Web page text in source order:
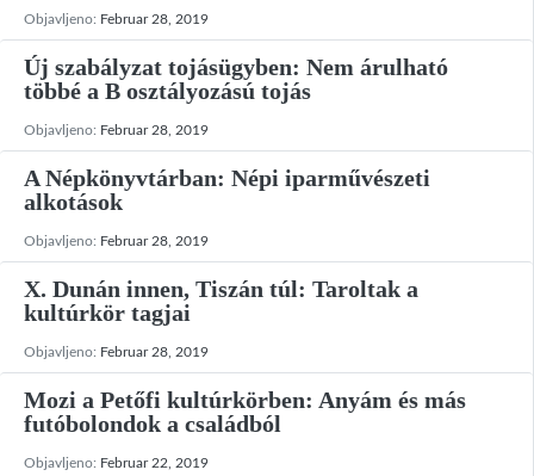
Objavljeno: Februar 28, 2019
Új szabályzat tojásügyben: Nem árulható
többé a B osztályozású tojás
Objavljeno: Februar 28, 2019
A Népkönyvtárban: Népi iparművészeti
alkotások
Objavljeno: Februar 28, 2019
X. Dunán innen, Tiszán túl: Taroltak a
kultúrkör tagjai
Objavljeno: Februar 28, 2019
Mozi a Petőfi kultúrkörben: Anyám és más
futóbolondok a családból
Objavljeno: Februar 22, 2019